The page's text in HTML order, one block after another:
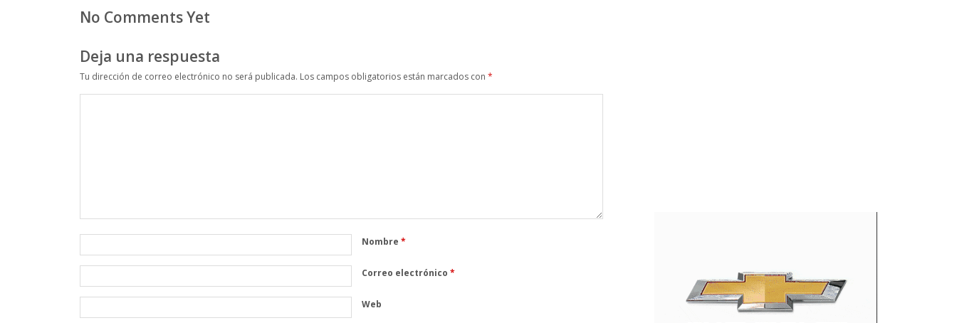
No Comments Yet
Deja una respuesta
Tu dirección de correo electrónico no será publicada. Los campos obligatorios están marcados con *
Nombre *
Correo electrónico *
Web